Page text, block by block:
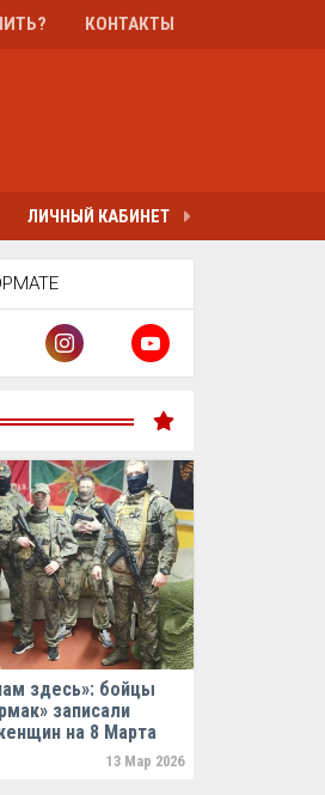
КОНТАКТЫ
ЛИЧНЫЙ КАБИНЕТ
здесь»: бойцы
записали
на 8 Марта
13 Мар 2026